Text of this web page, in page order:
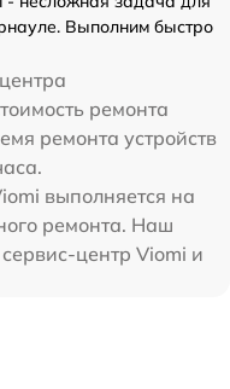
Выполним быстро
ремонта
ремонта устройств
выполняется на
ремонта. Наш
центр Viomi и